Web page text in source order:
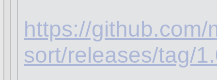
https://
sort/releases/tag/